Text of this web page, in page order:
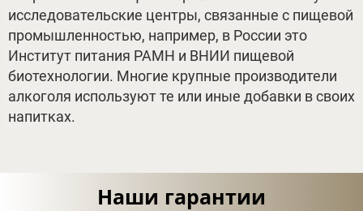
исследовательские центры, связанные с пищевой
промышленностью, например, в России это
Институт питания РАМН и ВНИИ пищевой
биотехнологии. Многие крупные производители
алкоголя используют те или иные добавки в своих
напитках.
Наши гарантии